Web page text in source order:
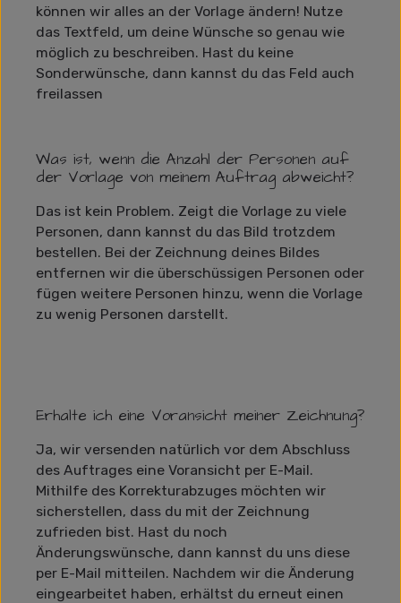
können wir alles an der Vorlage ändern! Nutze
das Textfeld, um deine Wünsche so genau wie
möglich zu beschreiben. Hast du keine
Sonderwünsche, dann kannst du das Feld auch
freilassen
Was ist, wenn die Anzahl der Personen auf
der Vorlage von meinem Auftrag abweicht?
Das ist kein Problem. Zeigt die Vorlage zu viele
Personen, dann kannst du das Bild trotzdem
bestellen. Bei der Zeichnung deines Bildes
entfernen wir die überschüssigen Personen oder
fügen weitere Personen hinzu, wenn die Vorlage
zu wenig Personen darstellt.
Erhalte ich eine Voransicht meiner Zeichnung?
Ja, wir versenden natürlich vor dem Abschluss
des Auftrages eine Voransicht per E-Mail.
Mithilfe des Korrekturabzuges möchten wir
sicherstellen, dass du mit der Zeichnung
zufrieden bist. Hast du noch
Änderungswünsche, dann kannst du uns diese
per E-Mail mitteilen. Nachdem wir die Änderung
eingearbeitet haben, erhältst du erneut einen